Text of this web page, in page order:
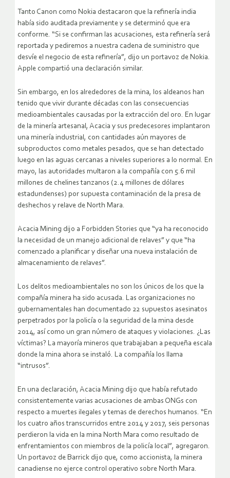
Tanto Canon como Nokia destacaron que la refinería india
había sido auditada previamente y se determinó que era
conforme. “Si se confirman las acusaciones, esta refinería será
reportada y pediremos a nuestra cadena de suministro que
desvíe el negocio de esta refinería”, dijo un portavoz de Nokia.
Apple compartió una declaración similar.
Sin embargo, en los alrededores de la mina, los aldeanos han
tenido que vivir durante décadas con las consecuencias
medioambientales causadas por la extracción del oro. En lugar
de la minería artesanal, Acacia y sus predecesores implantaron
una minería industrial, con cantidades aún mayores de
subproductos como metales pesados, que se han detectado
luego en las aguas cercanas a niveles superiores a lo normal. En
mayo, las autoridades multaron a la compañía con 5.6 mil
millones de chelines tanzanos (2.4 millones de dólares
estadundenses) por supuesta contaminación de la presa de
deshechos y relave de North Mara.
Acacia Mining dijo a Forbidden Stories que “ya ha reconocido
la necesidad de un manejo adicional de relaves” y que “ha
comenzado a planificar y diseñar una nueva instalación de
almacenamiento de relaves”.
Los delitos medioambientales no son los únicos de los que la
compañía minera ha sido acusada. Las organizaciones no
gubernamentales han documentado 22 supuestos asesinatos
perpetrados por la policía o la seguridad de la mina desde
2014, así como un gran número de ataques y violaciones. ¿Las
víctimas? La mayoría mineros que trabajaban a pequeña escala
donde la mina ahora se instaló. La compañía los llama
“intrusos”.
En una declaración, Acacia Mining dijo que había refutado
consistentemente varias acusaciones de ambas ONGs con
respecto a muertes ilegales y temas de derechos humanos. “En
los cuatro años transcurridos entre 2014 y 2017, seis personas
perdieron la vida en la mina North Mara como resultado de
enfrentamientos con miembros de la policía local”, agregaron.
Un portavoz de Barrick dijo que, como accionista, la minera
canadiense no ejerce control operativo sobre North Mara.